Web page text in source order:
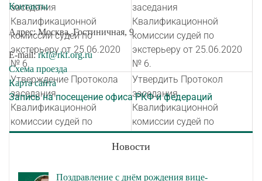
заседания
Квалификационной
комиссии судей по
экстерьеру от 25.06.2020
№ 6.
заседания
Квалификационной
комиссии судей по
экстерьеру от 25.06.2020
№ 6.
Утверждение Протокола
заседания
Квалификационной
комиссии судей по
экстерьеру от 26.06.2020
Утвердить Протокол
заседания
Квалификационной
комиссии судей по
экстерьеру от 26.06.2020
№ 7.
Контакты
Адрес: Москва, Гостиничная, 9
E-mail:rkf@rkf.org.ru
Схема проезда
Карта сайта
Запись на посещение офиса РКФ и федераций
Новости
Поздравление с днём рождения вице-